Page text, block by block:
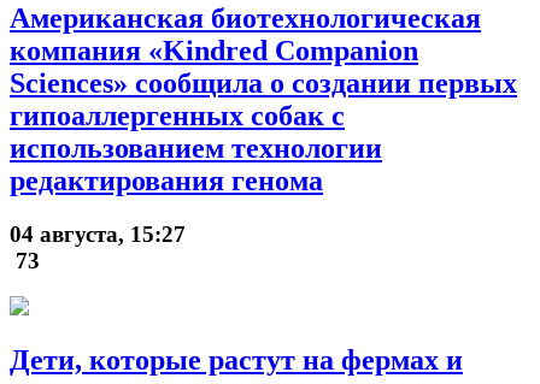
Американская биотехнологическая
компания «Kindred Companion
Sciences» сообщила о создании первых
гипоаллергенных собак с
использованием технологии
редактирования генома
04 августа, 15:27
73
Дети, которые растут на фермах и